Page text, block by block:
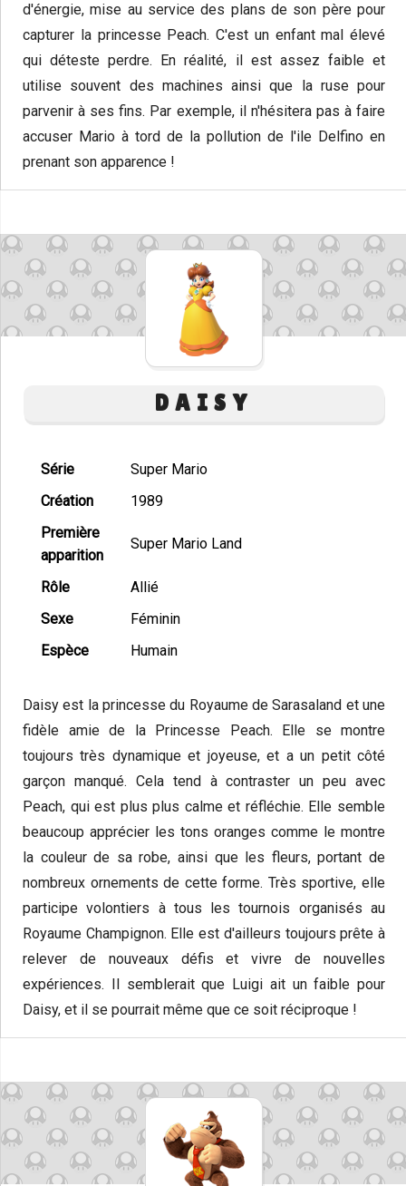
d'énergie, mise au service des plans de son père pour
capturer la princesse Peach. C'est un enfant mal élevé
qui déteste perdre. En réalité, il est assez faible et
utilise souvent des machines ainsi que la ruse pour
parvenir à ses fins. Par exemple, il n'hésitera pas à faire
accuser Mario à tord de la pollution de l'ile Delfino en
prenant son apparence !
DAISY
Série
Super Mario
Création
1989
Première
apparition
Super Mario Land
Rôle
Allié
Sexe
Féminin
Espèce
Humain
Daisy est la princesse du Royaume de Sarasaland et une
fidèle amie de la Princesse Peach. Elle se montre
toujours très dynamique et joyeuse, et a un petit côté
garçon manqué. Cela tend à contraster un peu avec
Peach, qui est plus plus calme et réfléchie. Elle semble
beaucoup apprécier les tons oranges comme le montre
la couleur de sa robe, ainsi que les fleurs, portant de
nombreux ornements de cette forme. Très sportive, elle
participe volontiers à tous les tournois organisés au
Royaume Champignon. Elle est d'ailleurs toujours prête à
relever de nouveaux défis et vivre de nouvelles
expériences. Il semblerait que Luigi ait un faible pour
Daisy, et il se pourrait même que ce soit réciproque !